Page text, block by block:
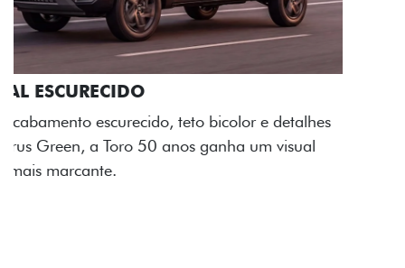
ADESIVOS ESTILIZADOS
Os adesivos aplicados no capô e nas laterais
reforçam a identidade única dessa edição para lá de
comemorativa.